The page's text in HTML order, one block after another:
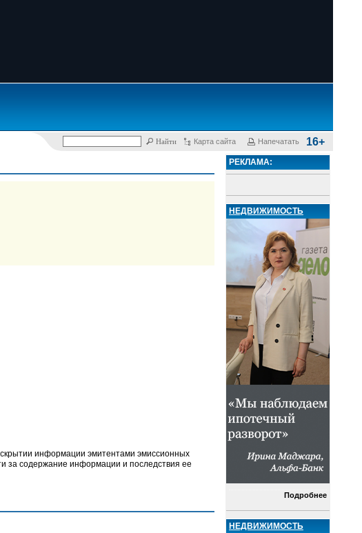
Карта сайта Напечатать 16+
информации эмитентами эмиссионных
за содержание информации и последствия ее
РЕКЛАМА:
НЕДВИЖИМОСТЬ
Подробнее
НЕДВИЖИМОСТЬ